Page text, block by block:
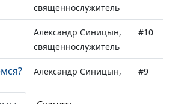
священнослужитель
Александр Синицын,
священнослужитель
#10
Александр Синицын,
#9